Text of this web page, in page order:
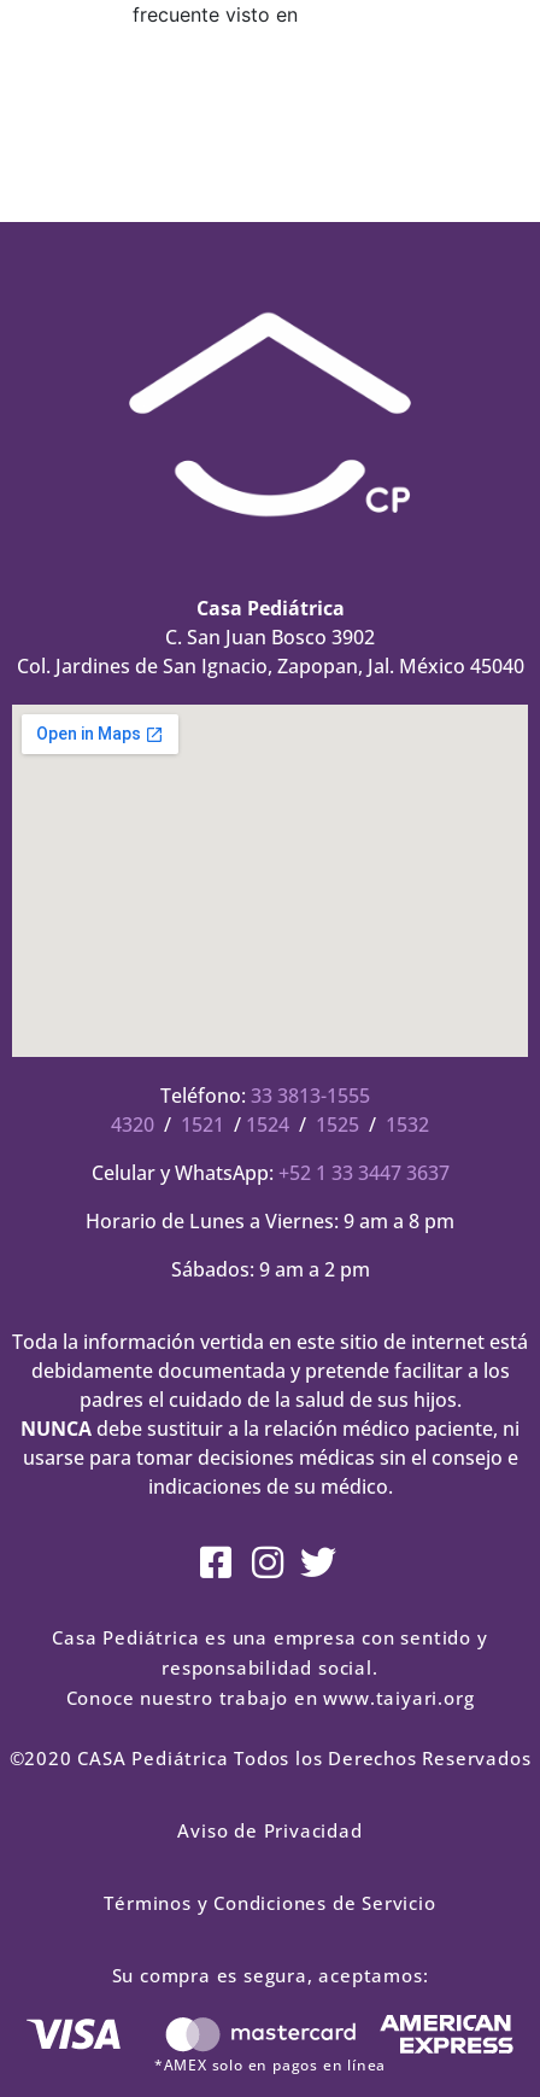
frecuente visto en
Casa Pediátrica
C. San Juan Bosco 3902
Col. Jardines de San Ignacio, Zapopan, Jal. México 45040
Teléfono: 33 3813-1555
4320 / 1521 / 1524 / 1525 / 1532
Celular y WhatsApp: +52 1 33 3447 3637
Horario de Lunes a Viernes: 9 am a 8 pm
Sábados: 9 am a 2 pm
Toda la información vertida en este sitio de internet está
debidamente documentada y pretende facilitar a los
padres el cuidado de la salud de sus hijos.
NUNCAdebe sustituir a la relación médico paciente, ni
usarse para tomar decisiones médicas sin el consejo e
indicaciones de su médico.
Casa Pediátrica es una empresa con sentido y
responsabilidad social.
Conoce nuestro trabajo en www.taiyari.org
©2020 CASA Pediátrica Todos los Derechos Reservados
Aviso de Privacidad
Términos y Condiciones de Servicio
Su compra es segura, aceptamos:
*AMEX solo en pagos en línea